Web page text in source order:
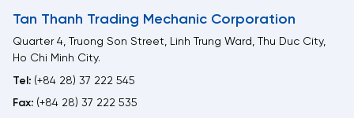
Tan Thanh Trading Mechanic Corporation
Quarter 4, Truong Son Street, Linh Trung Ward, Thu Duc City,
Ho Chi Minh City.
Tel: (+84 28) 37 222 545
Fax: (+84 28) 37 222 535